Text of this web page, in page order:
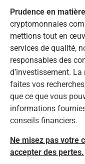
Prudence en
cryptomonnaies
mettions tout en
services de qualité,
responsables des
d’investissement.
faites vos
que ce que vous
informations
conseils financiers.
Ne misez pas votre
accepter des pertes.